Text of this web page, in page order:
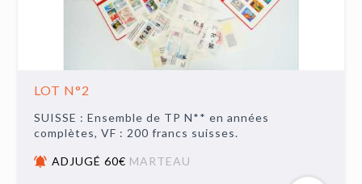
LOT N°2
SUISSE : Ensemble de TP N** en années
complètes, VF : 200 francs suisses.
ADJUGÉ 60€ MARTEAU